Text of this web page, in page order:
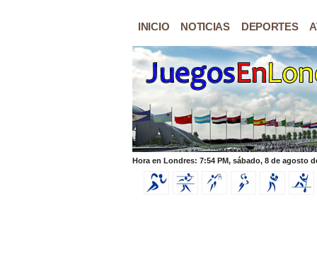
INICIO NOTICIAS DEPORTES
Hora en Londres: 7:54 PM, sábado, 8 de agosto